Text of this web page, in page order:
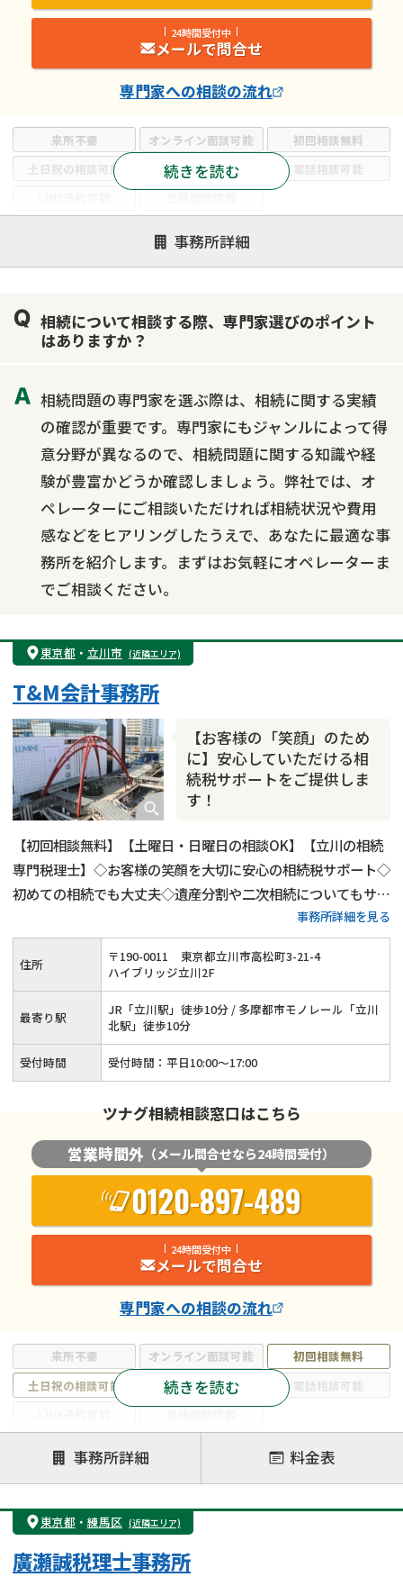
来所不要 オンライン面談可能
初回相談無料
土日祝の相談可能
19時以降電話可能
電話相談可能
遺言書作成・遺言執行
相続放棄
相続登記
相続手続き
銀行手続き
家族信託
成年後見・任意後見
相続トラブル
続きを読む
24時間受付中
メールで問合せ
専門家への相談の流れ
事務所詳細
相続について相談する際、専門家選びのポイント
はありますか？
相続問題の専門家を選ぶ際は、相続に関する実績
の確認が重要です。専門家にもジャンルによって得
意分野が異なるので、相続問題に関する知識や経
験が豊富かどうか確認しましょう。弊社では、オ
ペレーターにご相談いただければ相続状況や費用
感などをヒアリングしたうえで、あなたに最適な事
務所を紹介します。まずはお気軽にオペレーターま
でご相談ください。
東京都 ・ 立川市 (近隣エリア)
【お客様の「笑顔」のため
に】安心していただける相
続税サポートをご提供しま
す！
T&M会計事務所
【初回相談無料】【土曜日・日曜日の相談OK】【立川の相続
専門税理士】◇お客様の笑顔を大切に安心の相続税サポート◇
初めての相続でも大丈夫◇遺産分割や二次相続についてもサポ
事務所詳細を見る
来所不要 オンライン面談可能
初回相談無料
土日祝の相談可能
19時以降電話可能
電話相談可能
注力案件
遺言書作成・遺言執行
相続放棄
相続登記
遺産分割
遺留分侵害額請求
相続税申告
相続手続き
銀行手続き
成年後見・任意後見
贈与税
続きを読む
住所 〒190-0011
東京都立川市高松町3-21-4
ハイブリッジ立川2F
最寄り駅
JR「立川駅」徒歩10分 / 多摩都市モノレール「立川
北駅」徒歩10分
受付時間 受付時間：平日10:00〜17:00
ツナグ相続相談窓口はこちら
営業時間外 （メール問合せなら24時間受付）
0120-897-489
24時間受付中
メールで問合せ
専門家への相談の流れ
事務所詳細 料金表
東京都 ・ 練馬区 (近隣エリア)
廣瀬誠税理士事務所